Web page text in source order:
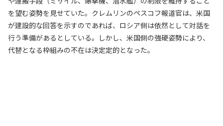
を望む姿勢を見せていた。クレムリンのペスコフ報道官は、米国
が建設的な回答を示すのであれば、ロシア側は依然として対話を
行う準備があるとしている。しかし、米国側の強硬姿勢により、
代替となる枠組みの不在は決定定的となった。